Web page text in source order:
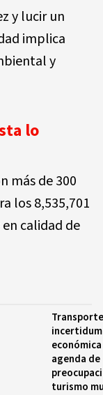
y lucir un
implica
y
lo
más de 300
los 8,535,701
calidad de
agenda de
turismo